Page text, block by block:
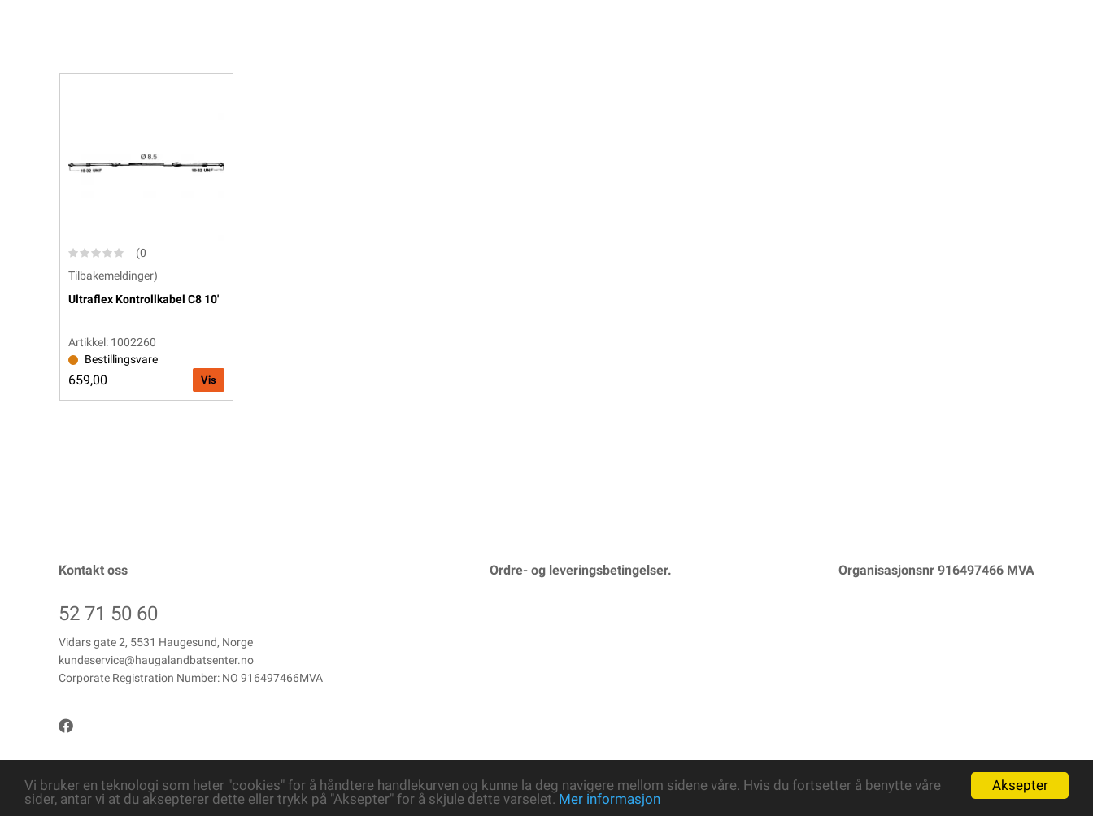
Aksepter
Vi bruker en teknologi som heter "cookies" for å håndtere handlekurven og kunne la deg navigere mellom sidene våre. Hvis du fortsetter å benytte våre
sider, antar vi at du aksepterer dette eller trykk på "Aksepter" for å skjule dette varselet. Mer informasjon
(0
Tilbakemeldinger)
Ultraflex Kontrollkabel C8 10'
Artikkel: 1002260
Bestillingsvare
659,00 Vis
Kontakt oss
52 71 50 60
Vidars gate 2, 5531 Haugesund, Norge
kundeservice@haugalandbatsenter.no
Corporate Registration Number: NO 916497466MVA
Ordre- og leveringsbetingelser. Organisasjonsnr 916497466 MVA